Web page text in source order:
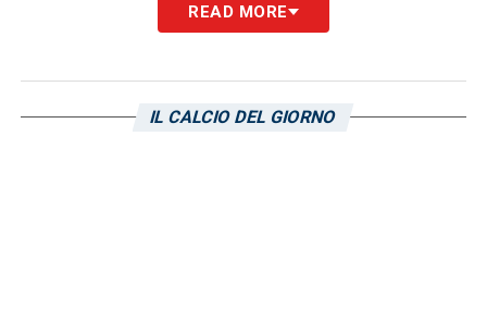
«Non esistono in tal senso tempi
svolge qualsivoglia negoziazione seguono
READ MORE
IL CALCIO DEL GIORNO